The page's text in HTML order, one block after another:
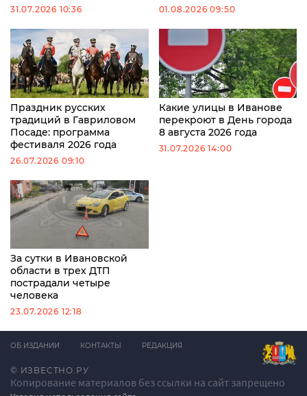
31.07.2026 10:36 01.08.2026 09:50
Праздник русских
традиций в Гавриловом
Посаде: программа
фестиваля 2026 года
26.07.2026 09:10
Какие улицы в Иванове
перекроют в День города
8 августа 2026 года
31.07.2026 14:00
За сутки в Ивановской
области в трех ДТП
пострадали четыре
человека
23.07.2026 12:18
© ИЗВЕСТНО.РУ
Копирование материалов без ссылки на сайт запрещено
ОБ ИЗДАНИИ КОНТАКТЫ РЕДАКЦИЯ